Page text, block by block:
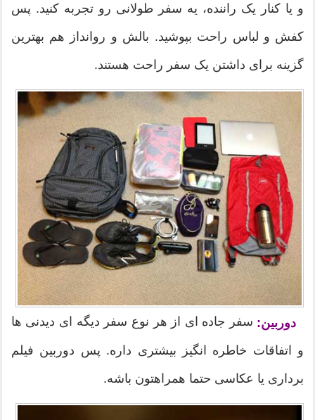
و یا کنار یک راننده، یه سفر طولانی رو تجربه کنید. پس
کفش و لباس راحت بپوشید. بالش و روانداز هم بهترین
گزینه برای داشتن یک سفر راحت هستند.
دوربین: سفر جاده ای از هر نوع سفر دیگه ای دیدنی ها
و اتفاقات خاطره انگیز بیشتری داره. پس دوربین فیلم
برداری یا عکاسی حتما همراهتون باشه.